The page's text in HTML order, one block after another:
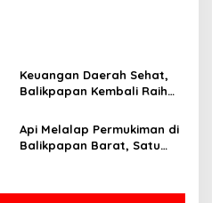
Keuangan Daerah Sehat,
Balikpapan Kembali Raih
Api Melalap Permukiman di
Balikpapan Barat, Satu